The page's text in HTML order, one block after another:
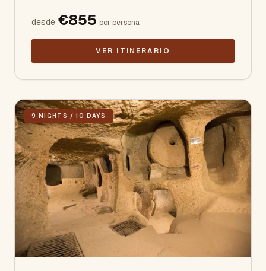
desde €855 por persona
VER ITINERARIO
9 NIGHTS / 10 DAYS